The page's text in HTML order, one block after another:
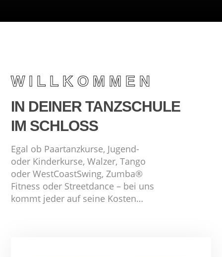
WILLKOMMEN
IN DEINER TANZSCHULE
IM SCHLOSS
Egal ob Paartanzkurse, Jugend-
oder Kinderkurse,Walzer, Tango
oder WestCoastSwing,Zumba®
Fitness oder Streetdance – bei uns
kommt jeder auf seine Kosten…